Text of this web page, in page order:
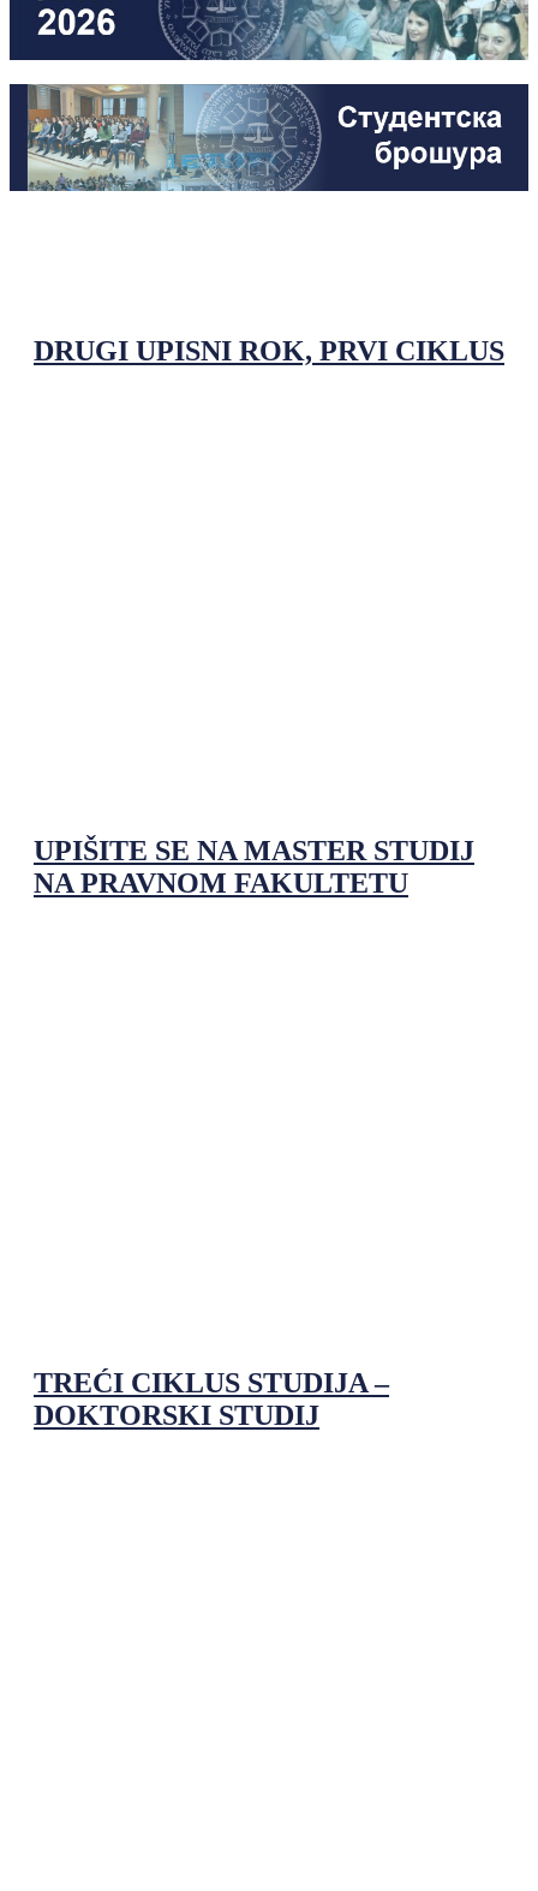
DRUGI UPISNI ROK, PRVI CIKLUS
UPIŠITE SE NA MASTER STUDIJ
NA PRAVNOM FAKULTETU
TREĆI CIKLUS STUDIJA –
DOKTORSKI STUDIJ